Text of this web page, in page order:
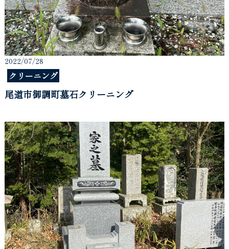
2022/07/28
クリーニング
尾道市御調町墓石クリーニング